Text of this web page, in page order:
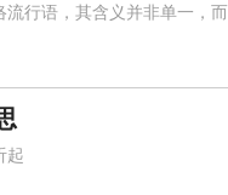
行语，其含义并非单一，而